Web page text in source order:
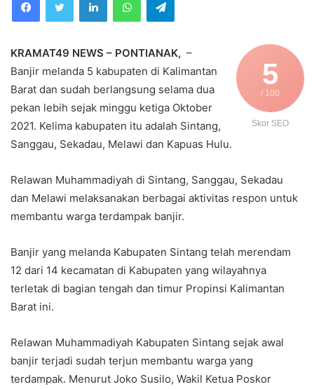
5
/ 100
Skor SEO
KRAMAT49 NEWS – PONTIANAK, –
Banjir melanda 5 kabupaten di Kalimantan
Barat dan sudah berlangsung selama dua
pekan lebih sejak minggu ketiga Oktober
2021. Kelima kabupaten itu adalah Sintang,
Sanggau, Sekadau, Melawi dan Kapuas Hulu.
Relawan Muhammadiyah di Sintang, Sanggau, Sekadau
dan Melawi melaksanakan berbagai aktivitas respon untuk
membantu warga terdampak banjir.
Banjir yang melanda Kabupaten Sintang telah merendam
12 dari 14 kecamatan di Kabupaten yang wilayahnya
terletak di bagian tengah dan timur Propinsi Kalimantan
Barat ini.
Relawan Muhammadiyah Kabupaten Sintang sejak awal
banjir terjadi sudah terjun membantu warga yang
terdampak. Menurut Joko Susilo, Wakil Ketua Poskor